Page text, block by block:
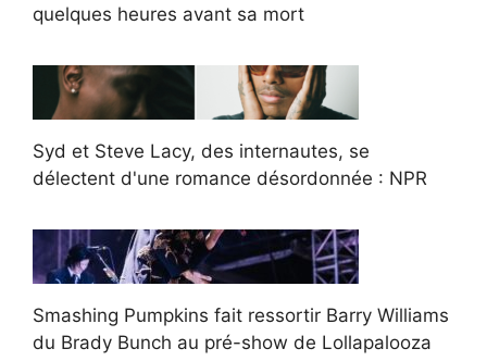
quelques heures avant sa mort
Syd et Steve Lacy, des internautes, se
délectent d'une romance désordonnée : NPR
Smashing Pumpkins fait ressortir Barry Williams
du Brady Bunch au pré-show de Lollapalooza